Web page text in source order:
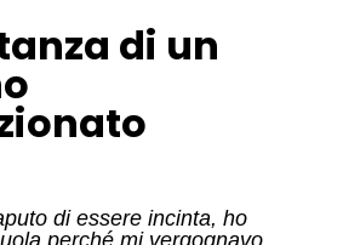
di un
di essere incinta, ho